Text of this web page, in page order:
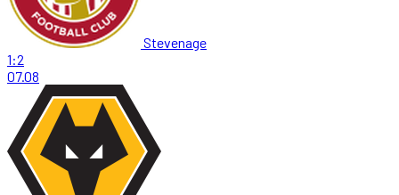
Stevenage
1:2
07.08